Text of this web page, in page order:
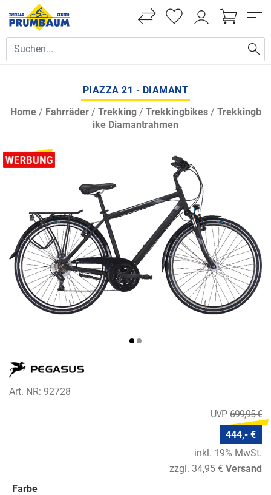
PIAZZA 21 - DIAMANT
Home/ Fahrräder/ Trekking/ Trekkingbikes/ Trekkingb
ike Diamantrahmen
Art. NR: 92728
699,95 €
444,- €
inkl. 19% MwSt.
zzgl. 34,95 € Versand
Farbe